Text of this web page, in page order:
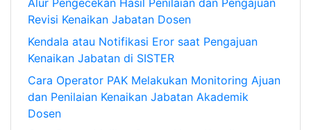
Revisi Kenaikan Jabatan Dosen
Kendala atau Notifikasi Eror saat Pengajuan
Kenaikan Jabatan di SISTER
Cara Operator PAK Melakukan Monitoring Ajuan
dan Penilaian Kenaikan Jabatan Akademik
Dosen